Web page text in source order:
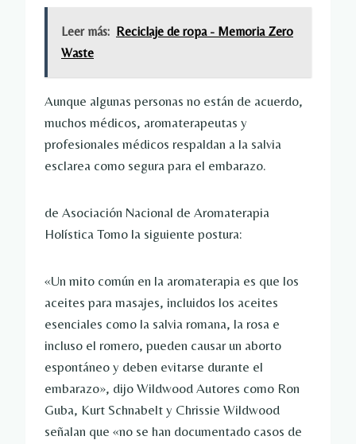
Leer más: Reciclaje de ropa - Memoria Zero
Waste
Aunque algunas personas no están de acuerdo,
muchos médicos, aromaterapeutas y
profesionales médicos respaldan a la salvia
esclarea como segura para el embarazo.
de Asociación Nacional de Aromaterapia
Holística Tomo la siguiente postura:
«Un mito común en la aromaterapia es que los
aceites para masajes, incluidos los aceites
esenciales como la salvia romana, la rosa e
incluso el romero, pueden causar un aborto
espontáneo y deben evitarse durante el
embarazo», dijo Wildwood Autores como Ron
Guba, Kurt Schnabelt y Chrissie Wildwood
señalan que «no se han documentado casos de